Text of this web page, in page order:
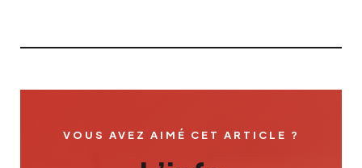
VOUS AVEZ AIMÉ CET ARTICLE ?